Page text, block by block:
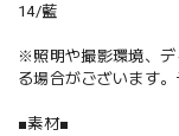
14/藍
※照明や撮影環境、デ
る場合がございます。
■素材■